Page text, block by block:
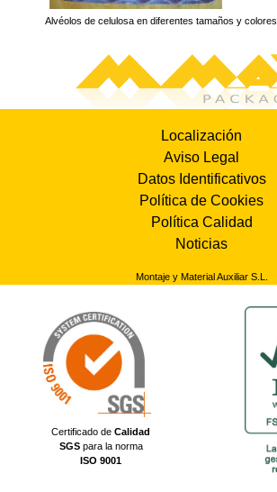
Alvéolos de celulosa en diferentes tamaños y colores
Localización
Aviso Legal
Datos Identificativos
Política de Cookies
Política Calidad
Noticias
Montaje y Material Auxiliar S.L.
Certificado de Calidad
SGSpara la norma
ISO 9001